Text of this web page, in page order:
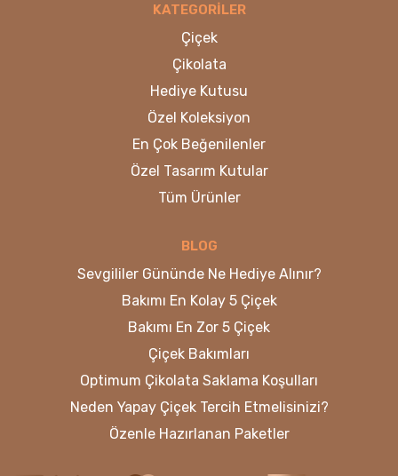
KATEGORİLER
Çiçek
Çikolata
Hediye Kutusu
Özel Koleksiyon
En Çok Beğenilenler
Özel Tasarım Kutular
Tüm Ürünler
BLOG
Sevgililer Gününde Ne Hediye Alınır?
Bakımı En Kolay 5 Çiçek
Bakımı En Zor 5 Çiçek
Çiçek Bakımları
Optimum Çikolata Saklama Koşulları
Neden Yapay Çiçek Tercih Etmelisinizi?
Özenle Hazırlanan Paketler